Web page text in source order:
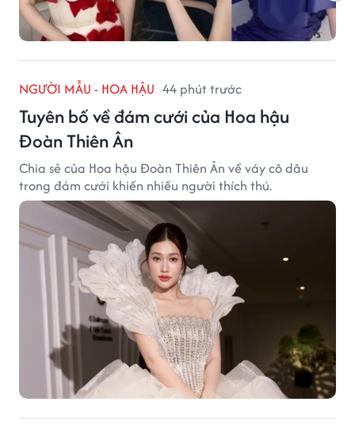
NGƯỜI MẪU - HOA HẬU 44 phút trước
Tuyên bố về đám cưới của Hoa hậu
Đoàn Thiên Ân
Chia sẻ của Hoa hậu Đoàn Thiên Ân về váy cô dâu
trong đám cưới khiến nhiều người thích thú.